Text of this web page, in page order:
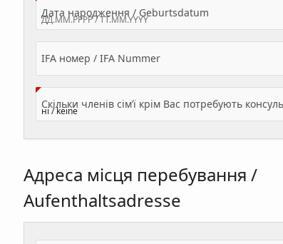
Дата народження / Geburtsdatum
IFA номер / IFA Nummer
Адреса місця перебування /
Aufenthaltsadresse